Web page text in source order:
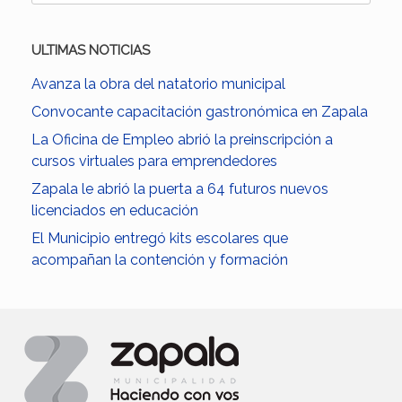
ULTIMAS NOTICIAS
Avanza la obra del natatorio municipal
Convocante capacitación gastronómica en Zapala
La Oficina de Empleo abrió la preinscripción a
cursos virtuales para emprendedores
Zapala le abrió la puerta a 64 futuros nuevos
licenciados en educación
El Municipio entregó kits escolares que
acompañan la contención y formación